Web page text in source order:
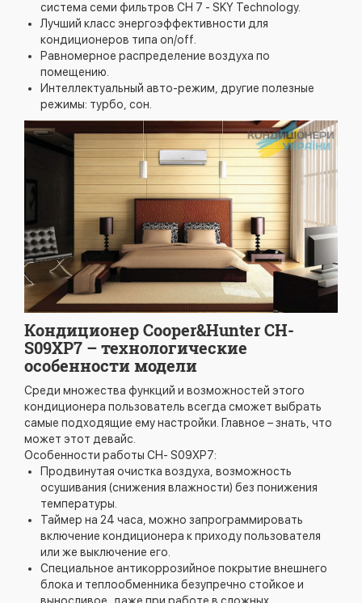
система семи фильтров CH 7 - SKY Technology.
Лучший класс энергоэффективности для
кондиционеров типа on/off.
Равномерное распределение воздуха по
помещению.
Интеллектуальный авто-режим, другие полезные
режимы: турбо, сон.
Кондиционер Cooper&Hunter CH-
S09XP7 – технологические
особенности модели
Среди множества функций и возможностей этого
кондиционера пользователь всегда сможет выбрать
самые подходящие ему настройки. Главное – знать, что
может этот девайс.
Особенности работы CH- S09XP7:
Продвинутая очистка воздуха, возможность
осушивания (снижения влажности) без понижения
температуры.
Таймер на 24 часа, можно запрограммировать
включение кондиционера к приходу пользователя
или же выключение его.
Специальное антикоррозийное покрытие внешнего
блока и теплообменника безупречно стойкое и